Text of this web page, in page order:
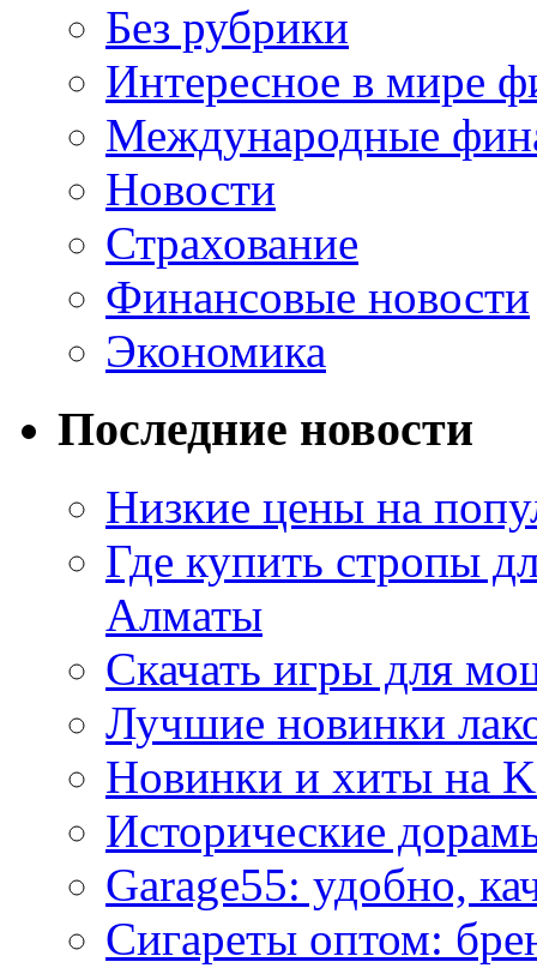
Без рубрики
Интересное в мире
Международные
Новости
Страхование
Финансовые новости
Экономика
Последние новости
Низкие цены на
Где купить стропы
Алматы
Скачать игры для
Лучшие новинки
Новинки и хиты на
Исторические
Garage55: удобно,
Сигареты оптом: